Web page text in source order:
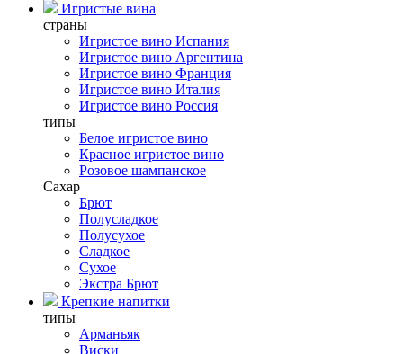
Игристые вина
страны
Игристое вино Испания
Игристое вино Аргентина
Игристое вино Франция
Игристое вино Италия
Игристое вино Россия
типы
Белое игристое вино
Красное игристое вино
Розовое шампанское
Сахар
Брют
Полусладкое
Полусухое
Сладкое
Сухое
Экстра Брют
Крепкие напитки
типы
Арманьяк
Виски